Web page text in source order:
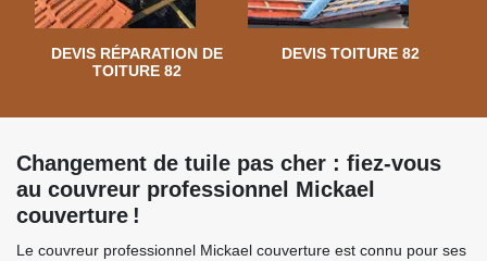
DEVIS RÉPARATION DE
TOITURE 82
DEVIS TOITURE 82
Changement de tuile pas cher : fiez-vous
au couvreur professionnel Mickael
couverture !
Le couvreur professionnel Mickael couverture est connu pour ses